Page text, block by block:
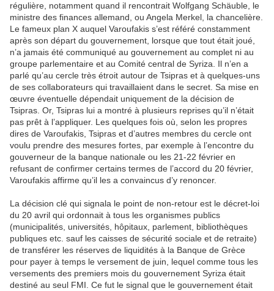
régulière, notamment quand il rencontrait Wolfgang Schäuble, le
ministre des finances allemand, ou Angela Merkel, la chancelière.
Le fameux plan X auquel Varoufakis s’est référé constamment
après son départ du gouvernement, lorsque que tout était joué,
n’a jamais été communiqué au gouvernement au complet ni au
groupe parlementaire et au Comité central de Syriza. Il n’en a
parlé qu’au cercle très étroit autour de Tsipras et à quelques-uns
de ses collaborateurs qui travaillaient dans le secret. Sa mise en
œuvre éventuelle dépendait uniquement de la décision de
Tsipras. Or, Tsipras lui a montré à plusieurs reprises qu’il n’était
pas prêt à l’appliquer. Les quelques fois où, selon les propres
dires de Varoufakis, Tsipras et d’autres membres du cercle ont
voulu prendre des mesures fortes, par exemple à l’encontre du
gouverneur de la banque nationale ou les 21-22 février en
refusant de confirmer certains termes de l’accord du 20 février,
Varoufakis affirme qu’il les a convaincus d’y renoncer.
La décision clé qui signala le point de non-retour est le décret-loi
du 20 avril qui ordonnait à tous les organismes publics
(municipalités, universités, hôpitaux, parlement, bibliothèques
publiques etc. sauf les caisses de sécurité sociale et de retraite)
de transférer les réserves de liquidités à la Banque de Grèce
pour payer à temps le versement de juin, lequel comme tous les
versements des premiers mois du gouvernement Syriza était
destiné au seul FMI. Ce fut le signal que le gouvernement était